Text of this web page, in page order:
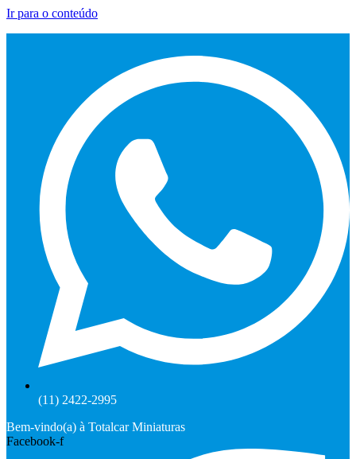
Ir para o conteúdo
(11) 2422-2995
Bem-vindo(a) à Totalcar Miniaturas
Facebook-f